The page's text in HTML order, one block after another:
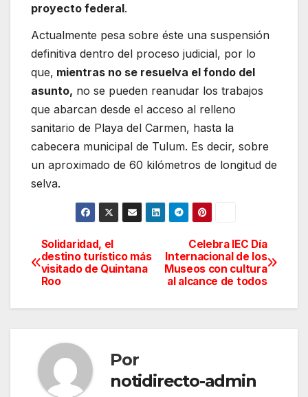
proyecto federal.
Actualmente pesa sobre éste una suspensión
definitiva dentro del proceso judicial, por lo
que, mientras no se resuelva el fondo del
asunto, no se pueden reanudar los trabajos
que abarcan desde el acceso al relleno
sanitario de Playa del Carmen, hasta la
cabecera municipal de Tulum. Es decir, sobre
un aproximado de 60 kilómetros de longitud de
selva.
Navegación
de
entradas
Celebra IEC Día
Internacional de los
Museos con cultura
al alcance de todos
Solidaridad, el
destino turístico más
visitado de Quintana
Roo
Por
notidirecto-admin